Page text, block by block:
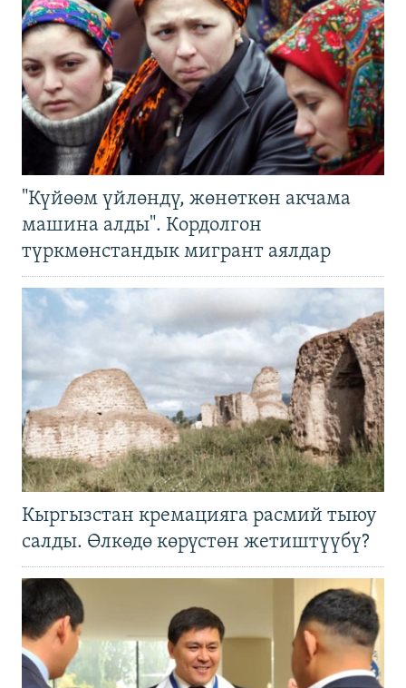
"Күйөөм үйлөндү, жөнөткөн акчама
машина алды". Кордолгон
түркмөнстандык мигрант аялдар
Кыргызстан кремацияга расмий тыюу
салды. Өлкөдө көрүстөн жетиштүүбү?